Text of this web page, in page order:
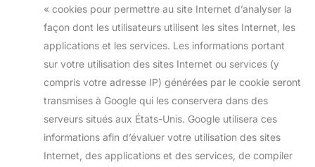
« cookies pour permettre au site Internet d’analyser la
façon dont les utilisateurs utilisent les sites Internet, les
applications et les services. Les informations portant
sur votre utilisation des sites Internet ou services (y
compris votre adresse IP) générées par le cookie seront
transmises à Google qui les conservera dans des
serveurs situés aux États-Unis. Google utilisera ces
informations afin d’évaluer votre utilisation des sites
Internet, des applications et des services, de compiler